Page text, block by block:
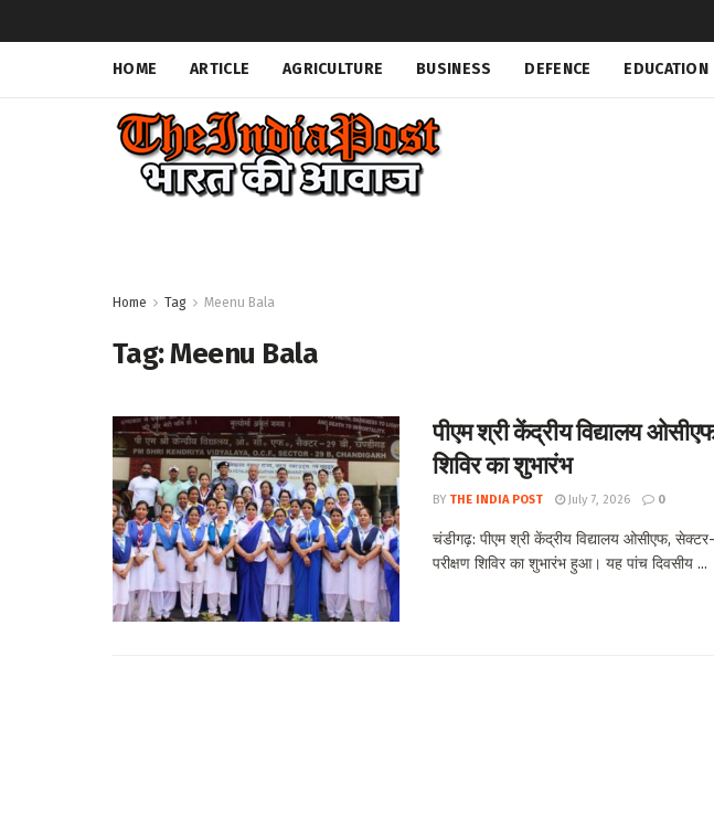
HOME ARTICLE AGRICULTURE BUSINESS DEFENCE EDUCATION
Home Tag Meenu Bala
Tag:Meenu Bala
पीएम श्री केंद्रीय विद्यालय
शिविर का शुभारंभ
BY THE INDIA POST July 7, 2026 0
चंडीगढ़: पीएम श्री केंद्रीय विद्यालय ओसीएफ,
परीक्षण शिविर का शुभारंभ हुआ। यह पांच दिवसीय ...